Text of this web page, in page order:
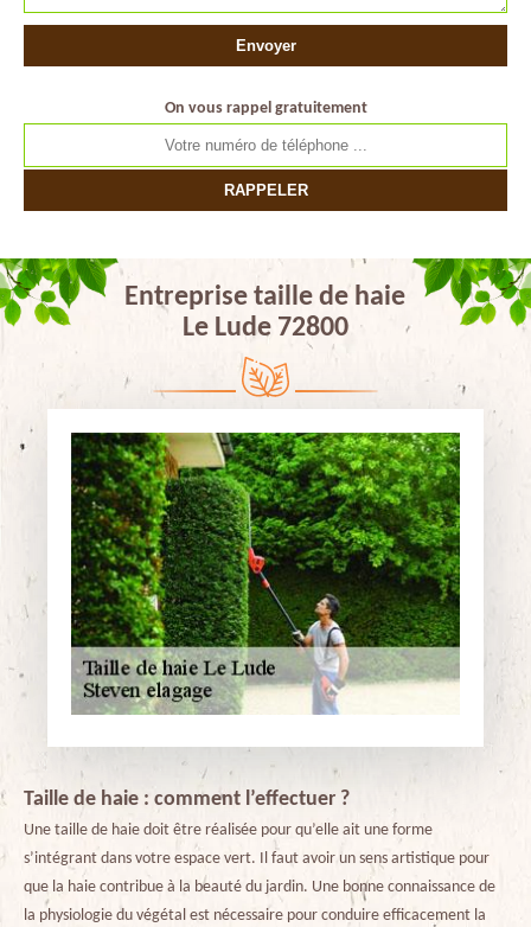
On vous rappel gratuitement
Entreprise taille de haie
Le Lude 72800
Taille de haie : comment l’effectuer ?
Une taille de haie doit être réalisée pour qu’elle ait une forme
s’intégrant dans votre espace vert. Il faut avoir un sens artistique pour
que la haie contribue à la beauté du jardin. Une bonne connaissance de
la physiologie du végétal est nécessaire pour conduire efficacement la